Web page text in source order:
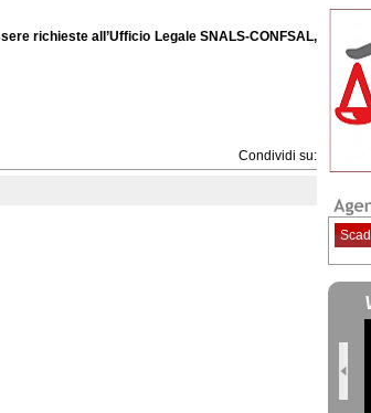
richieste all’Ufficio Legale SNALS-CONFSAL,
Condividi su: